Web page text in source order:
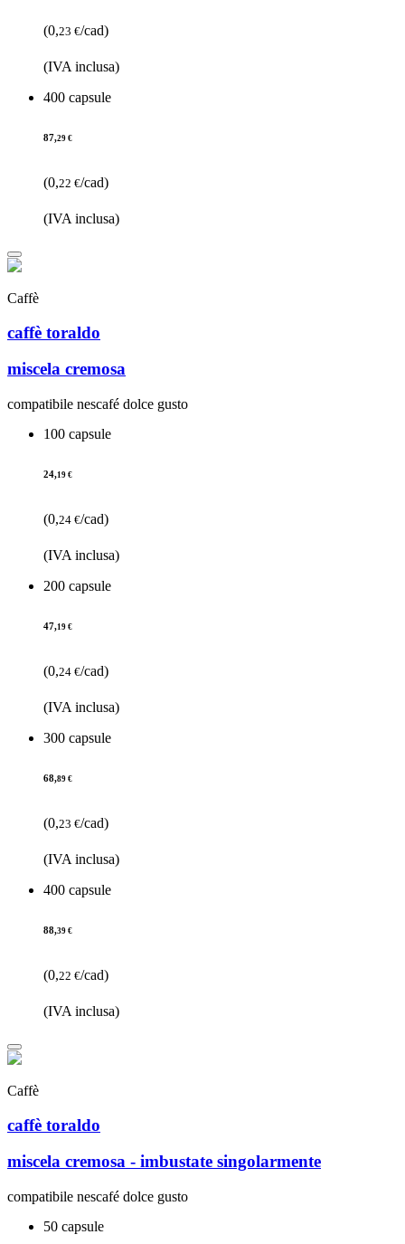
(0,23 €/cad)
(IVA inclusa)
400 capsule
87,29 €
(0,22 €/cad)
(IVA inclusa)
Caffè
caffè toraldo
miscela cremosa
compatibile nescafé dolce gusto
100 capsule
24,19 €
(0,24 €/cad)
(IVA inclusa)
200 capsule
47,19 €
(0,24 €/cad)
(IVA inclusa)
300 capsule
68,89 €
(0,23 €/cad)
(IVA inclusa)
400 capsule
88,39 €
(0,22 €/cad)
(IVA inclusa)
Caffè
caffè toraldo
miscela cremosa - imbustate singolarmente
compatibile nescafé dolce gusto
50 capsule